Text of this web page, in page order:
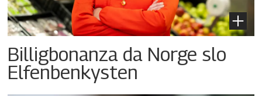
Billigbonanza da Norge slo
Elfenbenkysten